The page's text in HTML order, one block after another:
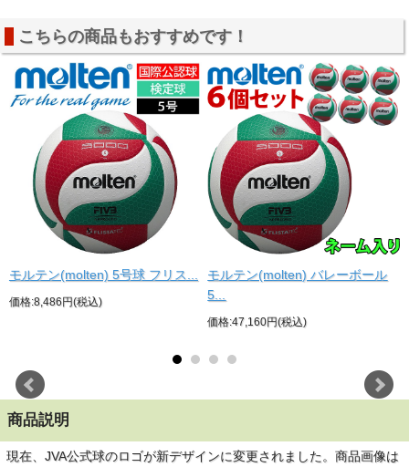
こちらの商品もおすすめです！
モルテン(molten) 5号球 フリス...
価格:8,486円(税込)
モルテン(molten) バレーボール
5...
価格:47,160円(税込)
商品説明
現在、JVA公式球のロゴが新デザインに変更されました。商品画像は